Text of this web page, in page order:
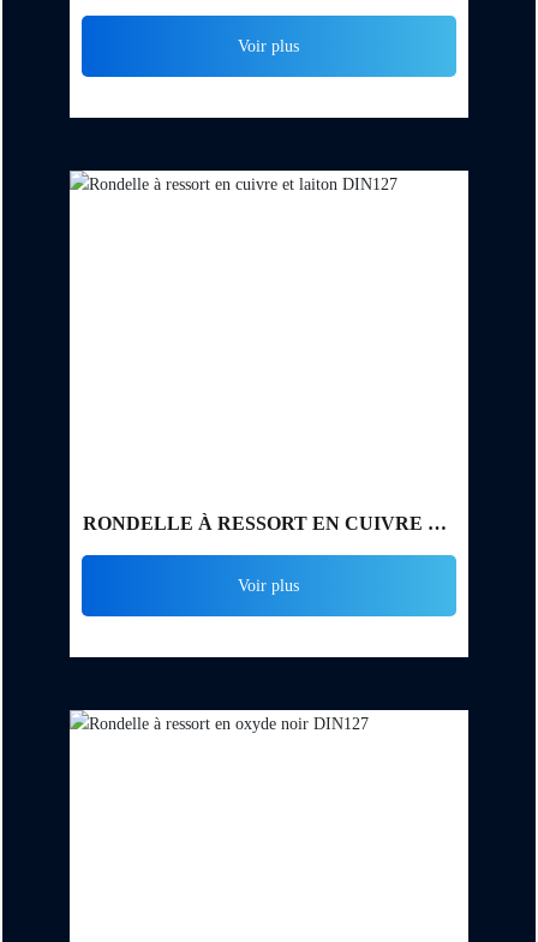
GALVANISÉ COULEUR JAUNE DIN127
Voir plus
RONDELLE À RESSORT EN CUIVRE ET
LAITON DIN127
Voir plus